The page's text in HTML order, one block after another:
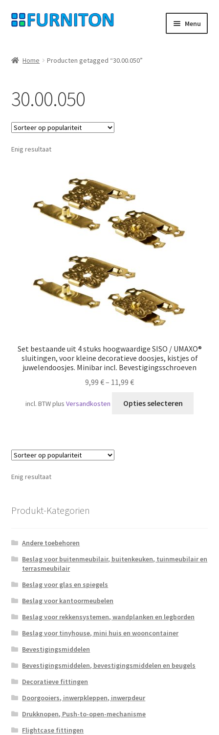
Ga
door
navigatie
Ga
naar
inhoud
Menu
Gegevensbescherming
Herroepingsrecht
Neem contact op met
Home Producten getagged “30.00.050”
30.00.050
Enig resultaat
Set bestaande uit 4 stuks hoogwaardige SISO / UMAXO®
sluitingen, voor kleine decoratieve doosjes, kistjes of
juwelendoosjes. Minibar incl. Bevestigingsschroeven
9,99 €– 11,99 €
incl. BTWplus Versandkosten Opties selecteren
Enig resultaat
Produkt-Kategorien
Andere toebehoren
Beslag voor buitenmeubilair, buitenkeuken, tuinmeubilair en
terrasmeubilair
Beslag voor glas en spiegels
Beslag voor kantoormeubelen
Beslag voor rekkensystemen, wandplanken en legborden
Beslag voor tinyhouse, mini huis en wooncontainer
Bevestigingsmiddelen
Bevestigingsmiddelen, bevestigingsmiddelen en beugels
Decoratieve fittingen
Doorgooiers, inwerpkleppen, inwerpdeur
Drukknopen, Push-to-open-mechanisme
Flightcase fittingen